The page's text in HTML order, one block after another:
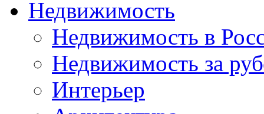
Недвижимость
Недвижимость в
Недвижимость за
Интерьер